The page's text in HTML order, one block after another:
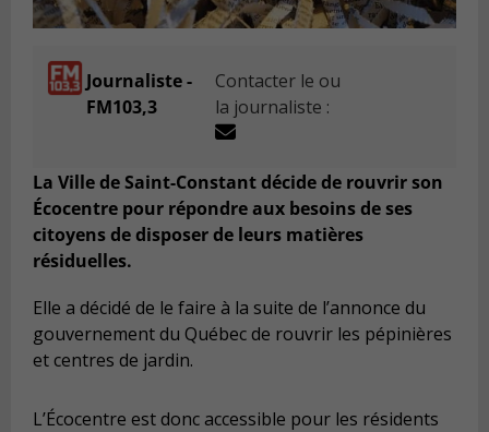
Journaliste -
FM103,3
Contacter le ou
la journaliste :
La Ville de Saint-Constant décide de rouvrir son
Écocentre pour répondre aux besoins de ses
citoyens de disposer de leurs matières
résiduelles.
Elle a décidé de le faire à la suite de l’annonce du
gouvernement du Québec de rouvrir les pépinières
et centres de jardin.
L’Écocentre est donc accessible pour les résidents